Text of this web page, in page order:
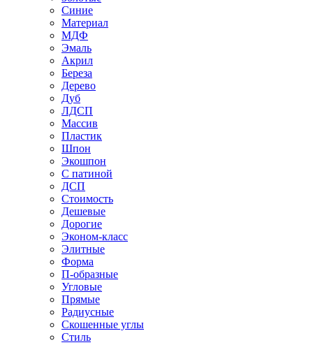
Синие
Материал
МДФ
Эмаль
Акрил
Береза
Дерево
Дуб
ЛДСП
Массив
Пластик
Шпон
Экошпон
С патиной
ДСП
Стоимость
Дешевые
Дорогие
Эконом-класс
Элитные
Форма
П-образные
Угловые
Прямые
Радиусные
Скошенные углы
Стиль